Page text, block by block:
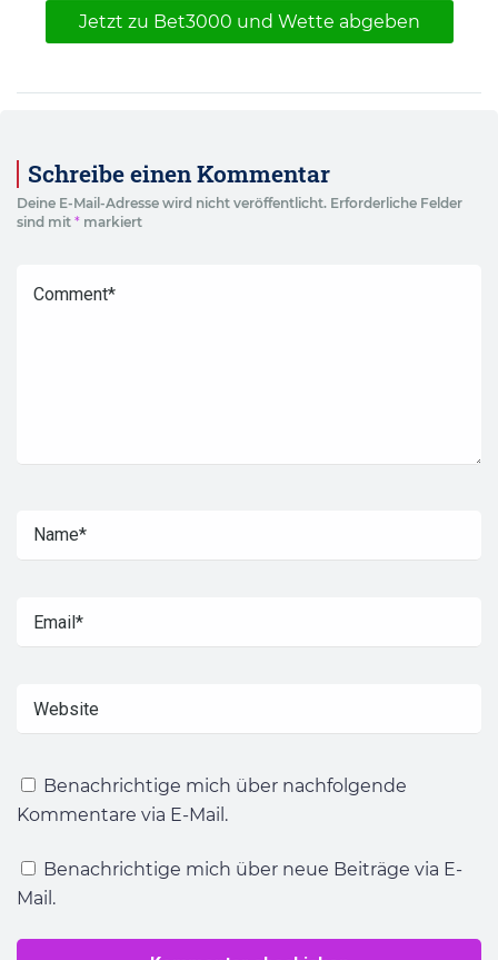
Jetzt zu Bet3000 und Wette abgeben
Schreibe einen Kommentar
Deine E-Mail-Adresse wird nicht veröffentlicht. Erforderliche Felder
sind mit * markiert
Benachrichtige mich über nachfolgende
Kommentare via E-Mail.
Benachrichtige mich über neue Beiträge via E-
Mail.